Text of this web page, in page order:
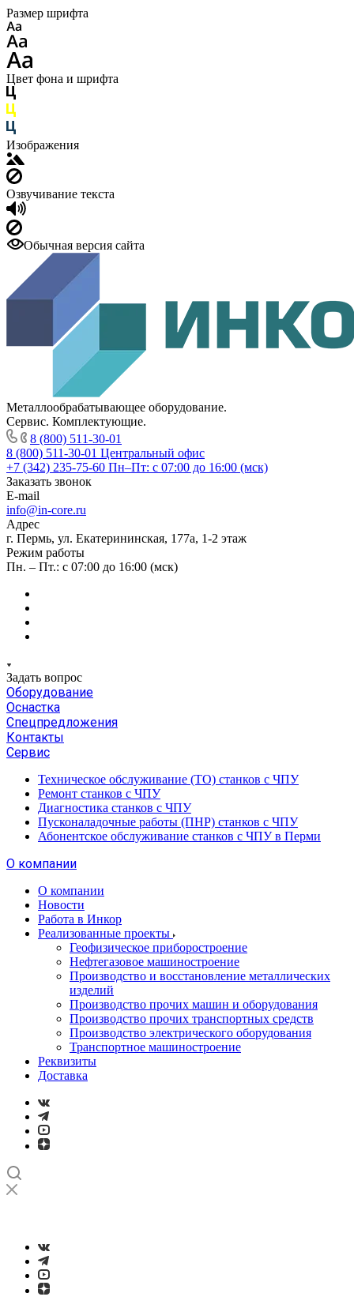
Размер шрифта
Цвет фона и шрифта
Изображения
Озвучивание текста
Обычная версия сайта
Металлообрабатывающее оборудование.
Сервис. Комплектующие.
8 (800) 511-30-01
8 (800) 511-30-01 Центральный офис
+7 (342) 235-75-60 Пн–Пт: с 07:00 до 16:00 (мск)
Заказать звонок
E-mail
info@in-core.ru
Адрес
г. Пермь, ул. ​Екатерининская, 177а, ​1-2 этаж
Режим работы
Пн. – Пт.: с 07:00 до 16:00 (мск)
Задать вопрос
Оборудование
Оснастка
Спецпредложения
Контакты
Сервис
Техническое обслуживание (ТО) станков с ЧПУ
Ремонт станков с ЧПУ
Диагностика станков с ЧПУ
Пусконаладочные работы (ПНР) станков с ЧПУ
Абонентское обслуживание станков с ЧПУ в Перми
О компании
О компании
Новости
Работа в Инкор
Реализованные проекты
Геофизическое приборостроение
Нефтегазовое машиностроение
Производство и восстановление металлических
изделий
Производство прочих машин и оборудования
Производство прочих транспортных средств
Производство электрического оборудования
Транспортное машиностроение
Реквизиты
Доставка